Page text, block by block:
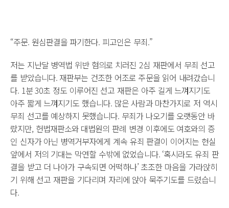
“주문. 원심판결을 파기한다. 피고인은 무죄.”
저는 지난달 병역법 위반 혐의로 치러진 2심 재판에서 무죄 선고
를 받았습니다. 재판부는 건조한 어조로 주문을 읽어 내려갔습니
다. 1분 30초 정도 이루어진 선고 재판은 아주 길게 느껴지기도
아주 짧게 느껴지기도 했습니다. 많은 사람과 마찬가지로 저 역시
무죄 선고를 예상하지 못했습니다. 무죄가 나오기를 오랫동안 바
랐지만, 헌법재판소와 대법원의 판례 변경 이후에도 여호와의 증
인 신자가 아닌 병역거부자에게 계속 유죄 판결이 이어지는 현실
앞에서 저의 기대는 막연할 수밖에 없었습니다. ‘혹시라도 유죄 판
결을 받고 더 나아가 구속되면 어떡하나’ 초조한 마음을 가라앉히
기 위해 선고 재판을 기다리며 자리에 앉아 묵주기도를 드렸습니
다.